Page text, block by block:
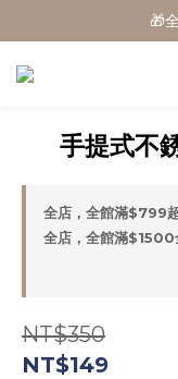
🎁
🎁
🎁
手提式不
全店，全館滿$799
全店，全館滿$1500
NT$350
NT$149